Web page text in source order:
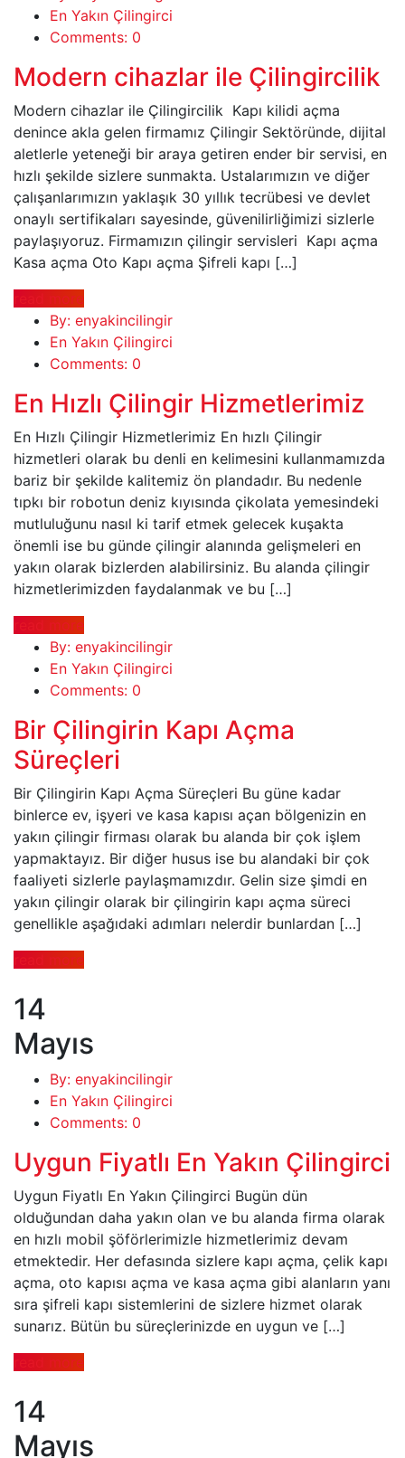
En Yakın Çilingirci
Comments: 0
Modern cihazlar ile Çilingircilik
Modern cihazlar ile Çilingircilik Kapı kilidi açma
denince akla gelen firmamız Çilingir Sektöründe, dijital
aletlerle yeteneği bir araya getiren ender bir servisi, en
hızlı şekilde sizlere sunmakta. Ustalarımızın ve diğer
çalışanlarımızın yaklaşık 30 yıllık tecrübesi ve devlet
onaylı sertifikaları sayesinde, güvenilirliğimizi sizlerle
paylaşıyoruz. Firmamızın çilingir servisleri Kapı açma
Kasa açma Oto Kapı açma Şifreli kapı […]
read more
By: enyakincilingir
En Yakın Çilingirci
Comments: 0
En Hızlı Çilingir Hizmetlerimiz
En Hızlı Çilingir Hizmetlerimiz En hızlı Çilingir
hizmetleri olarak bu denli en kelimesini kullanmamızda
bariz bir şekilde kalitemiz ön plandadır. Bu nedenle
tıpkı bir robotun deniz kıyısında çikolata yemesindeki
mutluluğunu nasıl ki tarif etmek gelecek kuşakta
önemli ise bu günde çilingir alanında gelişmeleri en
yakın olarak bizlerden alabilirsiniz. Bu alanda çilingir
hizmetlerimizden faydalanmak ve bu […]
read more
By: enyakincilingir
En Yakın Çilingirci
Comments: 0
Bir Çilingirin Kapı Açma
Süreçleri
Bir Çilingirin Kapı Açma Süreçleri Bu güne kadar
binlerce ev, işyeri ve kasa kapısı açan bölgenizin en
yakın çilingir firması olarak bu alanda bir çok işlem
yapmaktayız. Bir diğer husus ise bu alandaki bir çok
faaliyeti sizlerle paylaşmamızdır. Gelin size şimdi en
yakın çilingir olarak bir çilingirin kapı açma süreci
genellikle aşağıdaki adımları nelerdir bunlardan […]
read more
14
Mayıs
By: enyakincilingir
En Yakın Çilingirci
Comments: 0
Uygun Fiyatlı En Yakın Çilingirci
Uygun Fiyatlı En Yakın Çilingirci Bugün dün
olduğundan daha yakın olan ve bu alanda firma olarak
en hızlı mobil şöförlerimizle hizmetlerimiz devam
etmektedir. Her defasında sizlere kapı açma, çelik kapı
açma, oto kapısı açma ve kasa açma gibi alanların yanı
sıra şifreli kapı sistemlerini de sizlere hizmet olarak
sunarız. Bütün bu süreçlerinizde en uygun ve […]
read more
14
Mayıs